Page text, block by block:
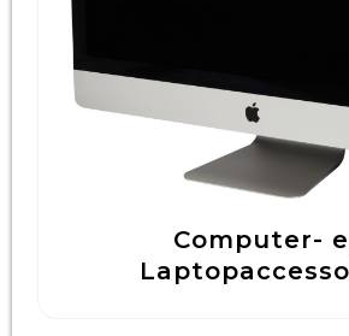
Computer-